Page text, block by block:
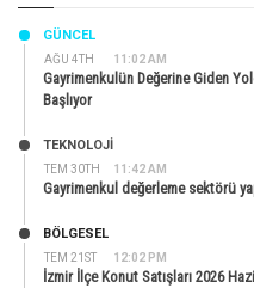
AĞU 4TH 11:02 AM
GÜNCEL
Gayrimenkulün Değerine Giden
Başlıyor
TEM 30TH 11:42 AM
TEKNOLOJİ
Gayrimenkul değerleme sektörü
TEM 21ST 12:02 PM
BÖLGESEL
İzmir İlçe Konut Satışları 2026